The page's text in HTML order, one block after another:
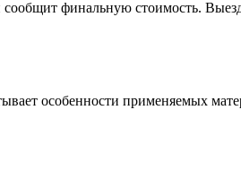
сообщит финальную стоимость.
особенности применяемых